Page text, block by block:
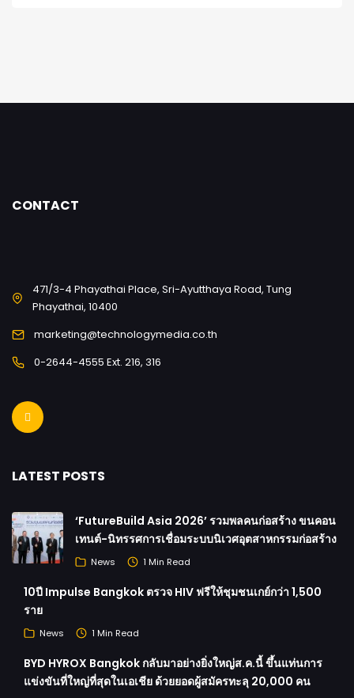
CONTACT
471/3-4 Phayathai Place, Sri-Ayutthaya Road, Tung
Phayathai, 10400
marketing@technologymedia.co.th
0-2644-4555 Ext. 216, 316
LATEST POSTS
‘FutureBuild Asia 2026’ รวมพลคนก่อสร้าง ขนคอน
เทนต์-นิทรรศการเชื่อมระบบนิเวศอุตสาหกรรมก่อสร้าง
News 1 Min Read
10ปี Impulse Bangkok ตรวจ HIV ฟรีให้ชุมชนเกย์กว่า 1,500
ราย
News 1 Min Read
BYD HYROX Bangkok กลับมาอย่างยิ่งใหญ่ส.ค.นี้ ขึ้นแท่นการ
แข่งขันที่ใหญ่ที่สุดในเอเชีย ด้วยยอดผู้สมัครทะลุ 20,000 คน